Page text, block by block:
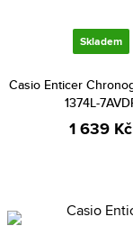
Skladem
Casio Enticer
1374L-
1 639 Kč